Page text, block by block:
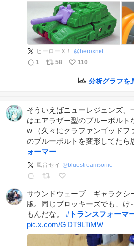
ヒーローＸ！ @ heroxnet
1
58 110
分析グラフを
そういえばニューレジェンズ、
はエアラザー型のブルーボルト
w （久々にクラファンゴッドフ
のブルーボルトを変形してたら
ォーマー
風音セイ @bluestreamsonic
サウンドウェーブ ギャラクシ
版。同じブロッキーズでも、け
もんだな。 #トランスフォーマ
pic.x.com/GlDT9LTiMW